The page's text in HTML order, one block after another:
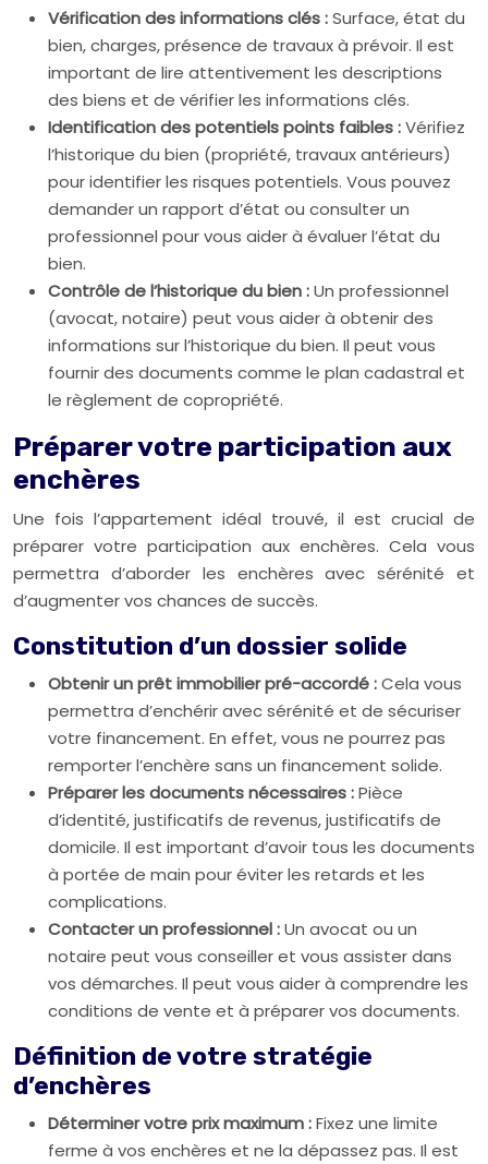
Vérification des informations clés :Surface, état du
bien, charges, présence de travaux à prévoir. Il est
important de lire attentivement les descriptions
des biens et de vérifier les informations clés.
Identification des potentiels points faibles :Vérifiez
l’historique du bien (propriété, travaux antérieurs)
pour identifier les risques potentiels. Vous pouvez
demander un rapport d’état ou consulter un
professionnel pour vous aider à évaluer l’état du
bien.
Contrôle de l’historique du bien :Un professionnel
(avocat, notaire) peut vous aider à obtenir des
informations sur l’historique du bien. Il peut vous
fournir des documents comme le plan cadastral et
le règlement de copropriété.
Préparer votre participation aux
enchères
Une fois l’appartement idéal trouvé, il est crucial de
préparer votre participation aux enchères. Cela vous
permettra d’aborder les enchères avec sérénité et
d’augmenter vos chances de succès.
Constitution d’un dossier solide
Obtenir un prêt immobilier pré-accordé :Cela vous
permettra d’enchérir avec sérénité et de sécuriser
votre financement. En effet, vous ne pourrez pas
remporter l’enchère sans un financement solide.
Préparer les documents nécessaires :Pièce
d’identité, justificatifs de revenus, justificatifs de
domicile. Il est important d’avoir tous les documents
à portée de main pour éviter les retards et les
complications.
Contacter un professionnel :Un avocat ou un
notaire peut vous conseiller et vous assister dans
vos démarches. Il peut vous aider à comprendre les
conditions de vente et à préparer vos documents.
Définition de votre stratégie
d’enchères
Déterminer votre prix maximum :Fixez une limite
ferme à vos enchères et ne la dépassez pas. Il est